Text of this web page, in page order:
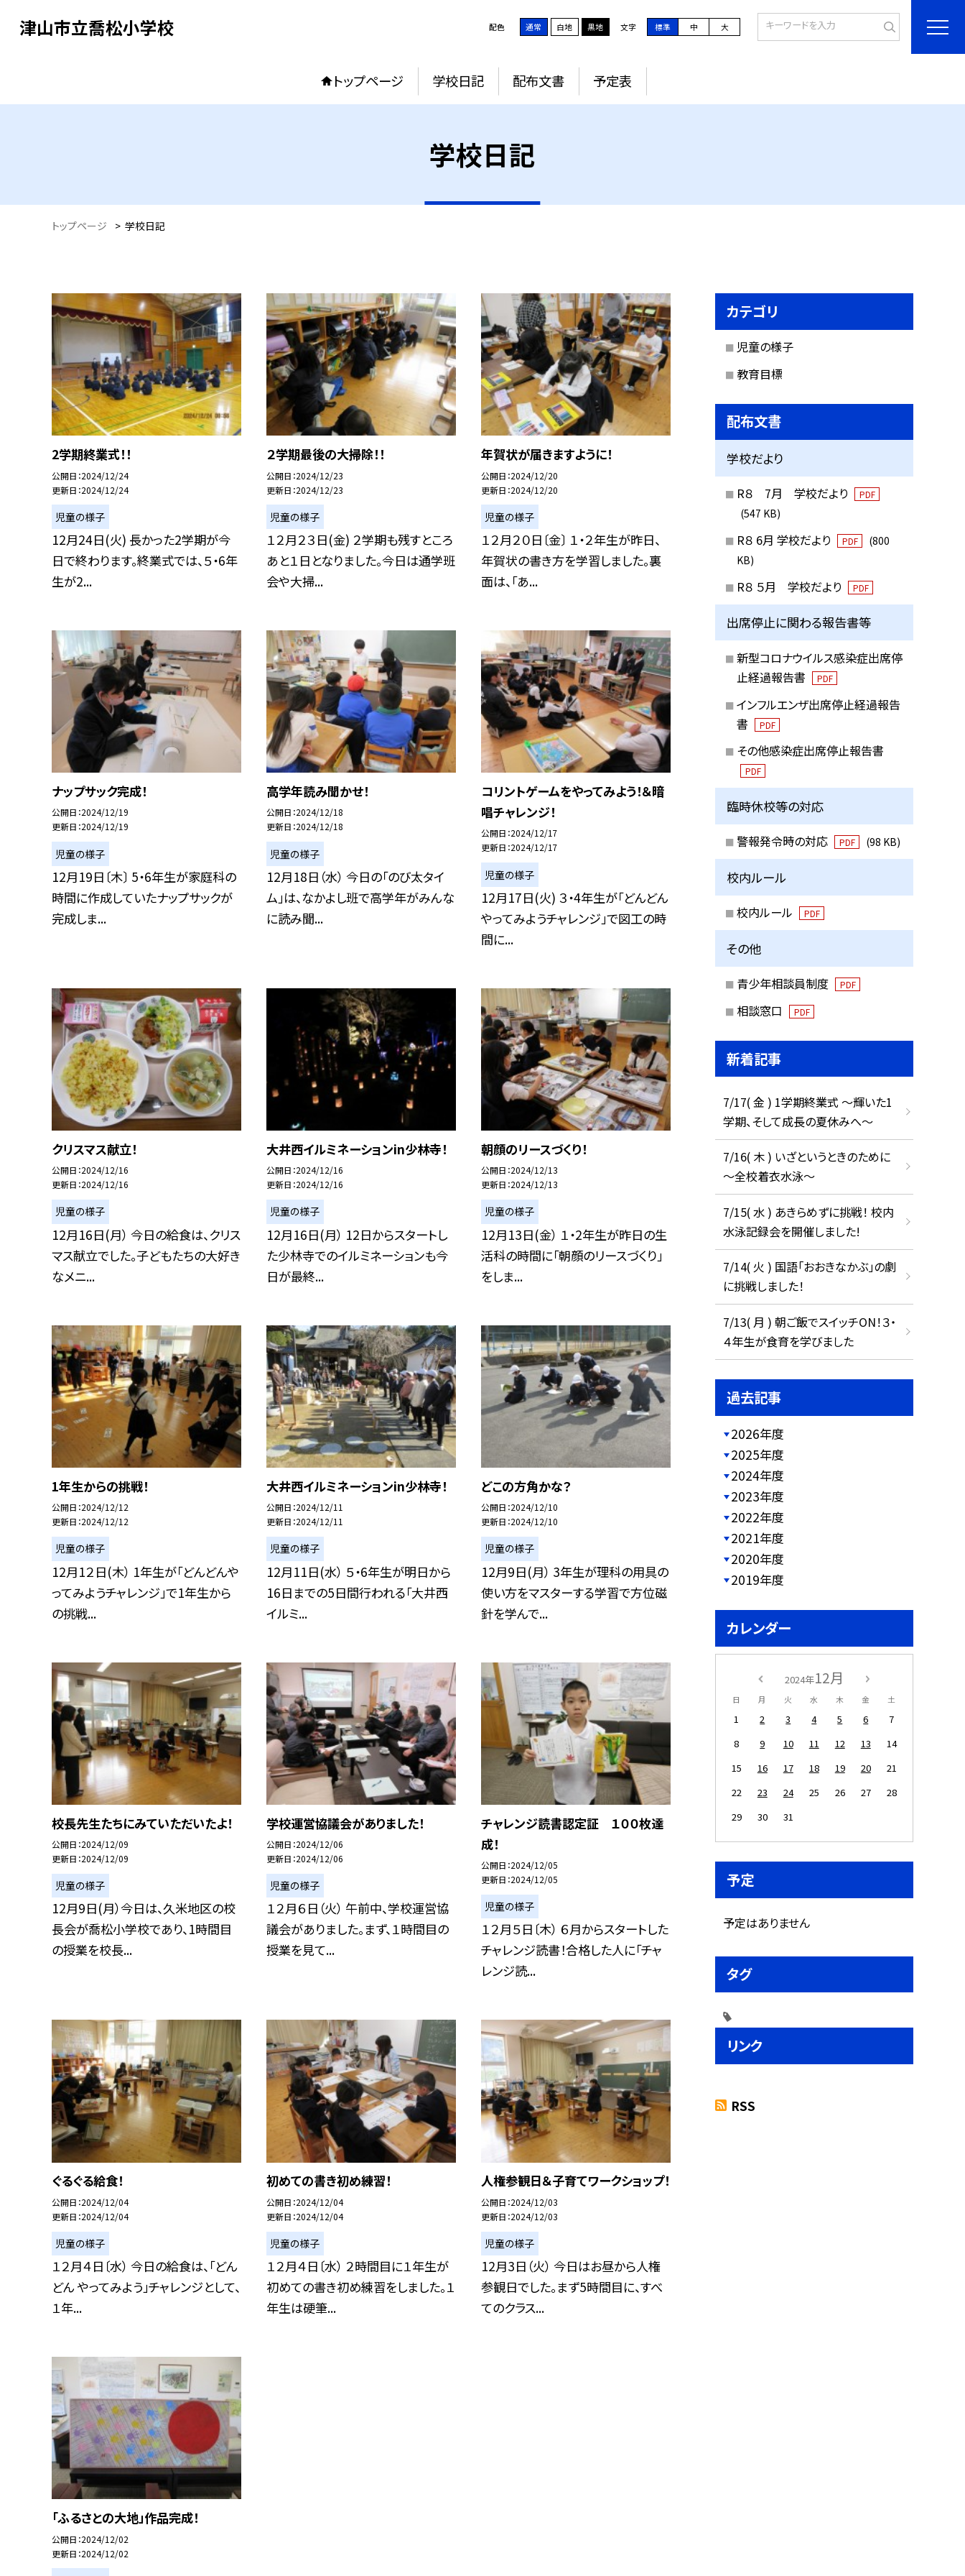
津山市立喬松小学校 配色 通常 白地 黒地 文字 標準 中 大
トップページ 学校日記 配布文書 予定表
学校日記
トップページ > 学校日記
2学期終業式！！
公開日 2024/12/24
更新日 2024/12/24
児童の様子
12月24日(火) 長かった2学期が今
日で終わります。終業式では、５・6年
生が2...
２学期最後の大掃除！！
公開日 2024/12/23
更新日 2024/12/23
児童の様子
１２月２３日(金) ２学期も残すところ
あと１日となりました。今日は通学班
会や大掃...
年賀状が届きますように！
公開日 2024/12/20
更新日 2024/12/20
児童の様子
１２月２０日〔金〕 １・２年生が昨日、
年賀状の書き方を学習しました。裏
面は、「あ...
ナップサック完成！
公開日 2024/12/19
更新日 2024/12/19
児童の様子
12月19日〔木〕 5・6年生が家庭科の
時間に作成していたナップサックが
完成しま...
高学年読み聞かせ！
公開日 2024/12/18
更新日 2024/12/18
児童の様子
12月18日（水） 今日の「のび太タイ
ム」は、なかよし班で高学年がみんな
に読み聞...
コリントゲームをやってみよう！＆暗
唱チャレンジ！
公開日 2024/12/17
更新日 2024/12/17
児童の様子
12月17日(火) ３・4年生が「どんどん
やってみようチャレンジ」で図工の時
間に...
クリスマス献立！
公開日 2024/12/16
更新日 2024/12/16
児童の様子
12月16日(月） 今日の給食は、クリス
マス献立でした。子どもたちの大好き
なメニ...
大井西イルミネーションin少林寺！
公開日 2024/12/16
更新日 2024/12/16
児童の様子
12月16日(月） 12日からスタートし
た少林寺でのイルミネーションも今
日が最終...
朝顔のリースづくり！
公開日 2024/12/13
更新日 2024/12/13
児童の様子
12月13日(金） １・2年生が昨日の生
活科の時間に「朝顔のリースづくり」
をしま...
1年生からの挑戦！
公開日 2024/12/12
更新日 2024/12/12
児童の様子
12月1２日(木） 1年生が「どんどんや
ってみようチャレンジ」で1年生から
の挑戦...
大井西イルミネーションin少林寺！
公開日 2024/12/11
更新日 2024/12/11
児童の様子
12月11日(水） ５・6年生が明日から
16日までの5日間行われる「大井西
イルミ...
どこの方角かな？
公開日 2024/12/10
更新日 2024/12/10
児童の様子
12月9日(月） 3年生が理科の用具の
使い方をマスターする学習で方位磁
針を学んで...
校長先生たちにみていただいたよ！
公開日 2024/12/09
更新日 2024/12/09
児童の様子
12月9日(月）今日は、久米地区の校
長会が喬松小学校であり、1時間目
の授業を校長...
学校運営協議会がありました！
公開日 2024/12/06
更新日 2024/12/06
児童の様子
１２月６日（火） 午前中、学校運営協
議会がありました。まず、１時間目の
授業を見て...
チャレンジ読書認定証 １００枚達
成！
公開日 2024/12/05
更新日 2024/12/05
児童の様子
１２月５日〔木） ６月からスタートした
チャレンジ読書！合格した人に「チャ
レンジ読...
ぐるぐる給食！
公開日 2024/12/04
更新日 2024/12/04
児童の様子
１２月４日〔水） 今日の給食は、「どん
どん やってみよう」チャレンジとして、
１年...
初めての書き初め練習！
公開日 2024/12/04
更新日 2024/12/04
児童の様子
１２月４日〔水） ２時間目に１年生が
初めての書き初め練習をしました。１
年生は硬筆...
人権参観日＆子育てワークショップ！
公開日 2024/12/03
更新日 2024/12/03
児童の様子
12月3日（火） 今日はお昼から人権
参観日でした。まず5時間目に、すべ
てのクラス...
「ふるさとの大地」作品完成！
公開日 2024/12/02
更新日 2024/12/02
カテゴリ
児童の様子
教育目標
配布文書
学校だより
R８ 7月 学校だより PDF
(547 KB)
R８ 6月 学校だより PDF
(800
KB)
R８ ５月 学校だより PDF
出席停止に関わる報告書等
新型コロナウイルス感染症出席停
止経過報告書
PDF
インフルエンザ出席停止経過報告
書
PDF
その他感染症出席停止報告書
PDF
臨時休校等の対応
警報発令時の対応 PDF (98 KB)
校内ルール
校内ルール PDF
その他
青少年相談員制度 PDF
相談窓口 PDF
新着記事
7/17( 金 ) 1学期終業式 ～輝いた1
学期、そして成長の夏休みへ～
7/16( 木 ) いざというときのために
～全校着衣水泳～
7/15( 水 ) あきらめずに挑戦！ 校内
水泳記録会を開催しました!
7/14( 火 ) 国語「おおきなかぶ」の劇
に挑戦しました！
7/13( 月 ) 朝ご飯でスイッチON！３・
４年生が食育を学びました
過去記事
2026年度
2025年度
2024年度
2023年度
2022年度
2021年度
2020年度
2019年度
カレンダー
2024年12月
日 月 火 水 木 金 土
1 2 3 4 5 6
7
8
9 10 11 12 13
14
15
16 17 18 19 20
21
22
23 24 25 26 27
28
29
30 31
予定
予定はありません
タグ
リンク
RSS